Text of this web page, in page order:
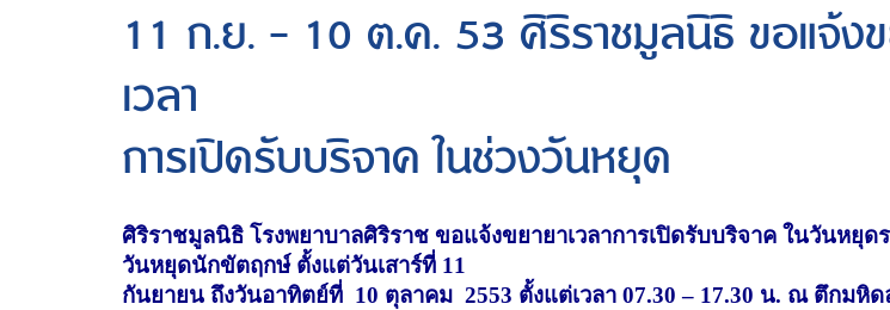
11 ก.ย. - 10 ต.ค. 53 ศิริราชมูลนิธิ ขอแจ้ง
เวลา
การเปิดรับบริจาค ในช่วงวันหยุด
ศิริราชมูลนิธิ โรงพยาบาลศิริราช ขอแจ้งขยายาเวลาการเปิดรับบริจาค ในวันหยุด
วันหยุดนักขัตฤกษ์ ตั้งแต่วันเสาร์ที่ 11
กันยายน ถึงวันอาทิตย์ที่ 10 ตุลาคม 2553 ตั้งแต่เวลา 07.30 – 17.30 น. ณ ตึกมหิด